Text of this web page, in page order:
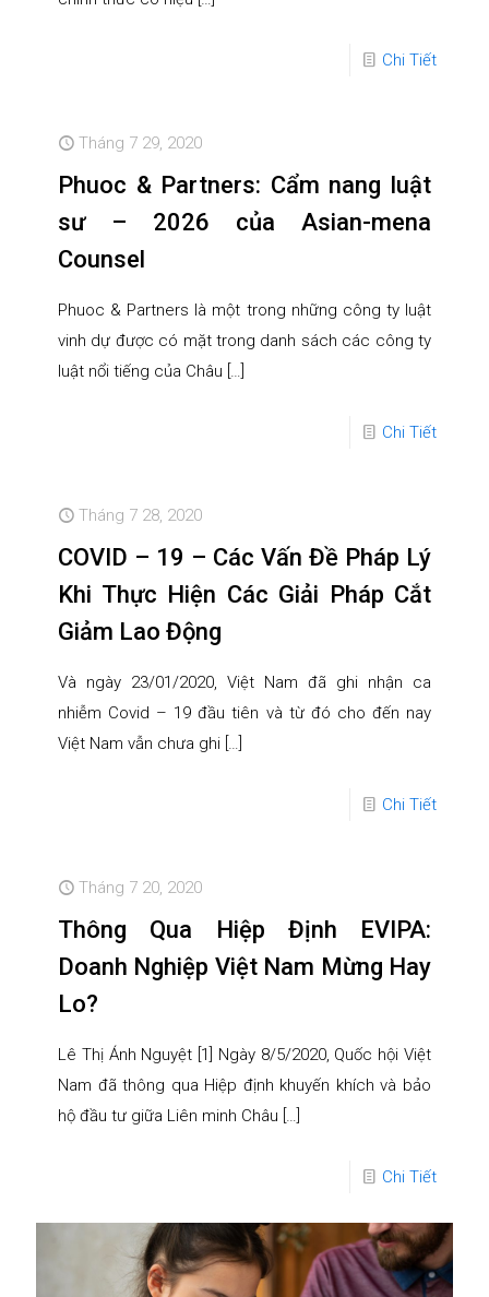
Chi Tiết
Tháng 7 29, 2020
Phuoc & Partners: Cẩm nang luật
sư – 2026 của Asian-mena
Counsel
Phuoc & Partners là một trong những công ty luật
vinh dự được có mặt trong danh sách các công ty
luật nổi tiếng của Châu […]
Chi Tiết
Tháng 7 28, 2020
COVID – 19 – Các Vấn Đề Pháp Lý
Khi Thực Hiện Các Giải Pháp Cắt
Giảm Lao Động
Và ngày 23/01/2020, Việt Nam đã ghi nhận ca
nhiễm Covid – 19 đầu tiên và từ đó cho đến nay
Việt Nam vẫn chưa ghi […]
Chi Tiết
Tháng 7 20, 2020
Thông Qua Hiệp Định EVIPA:
Doanh Nghiệp Việt Nam Mừng Hay
Lo?
Lê Thị Ánh Nguyệt [1] Ngày 8/5/2020, Quốc hội Việt
Nam đã thông qua Hiệp định khuyến khích và bảo
hộ đầu tư giữa Liên minh Châu […]
Chi Tiết